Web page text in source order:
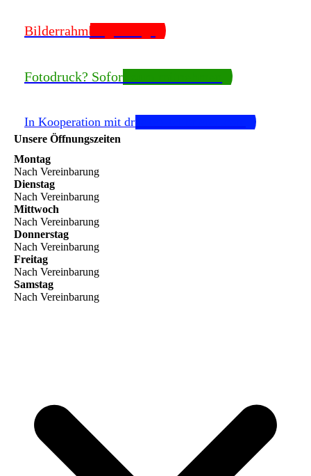
Bilderrahmen gefällig?
Fotodruck? Sofort zum mitnehmen
In Kooperation mit drucker-kalibrieren.com
Unsere Öffnungszeiten
Montag
Nach Vereinbarung
Dienstag
Nach Vereinbarung
Mittwoch
Nach Vereinbarung
Donnerstag
Nach Vereinbarung
Freitag
Nach Vereinbarung
Samstag
Nach Vereinbarung